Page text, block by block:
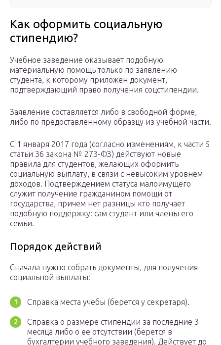
Как оформить социальную
стипендию?
Учебное заведение оказывает подобную
материальную помощь только по заявлению
студента, к которому приложен документ,
подтверждающий право получения соцстипендии.
Заявление составляется либо в свободной форме,
либо по предоставленному образцу из учебной части.
С 1 января 2017 года (согласно изменениям, к части 5
статьи 36 закона № 273-ФЗ) действуют новые
правила для студентов, желающих оформить
социальную выплату, в связи с невысоким уровнем
доходов. Подтверждением статуса малоимущего
служит получение гражданином помощи от
государства, причем нет разницы кто получает
подобную поддержку: сам студент или члены его
семьи.
Порядок действий
Сначала нужно собрать документы, для получения
социальной выплаты:
Справка места учебы (берется у секретаря).
Справка о размере стипендии за последние 3
месяца либо о ее отсутствии (берется в
бухгалтерии учебного заведения). Действует до